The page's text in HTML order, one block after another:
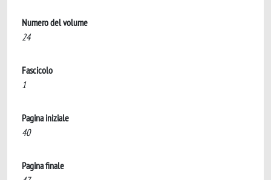
Numero del volume
24
Fascicolo
1
Pagina iniziale
40
Pagina finale